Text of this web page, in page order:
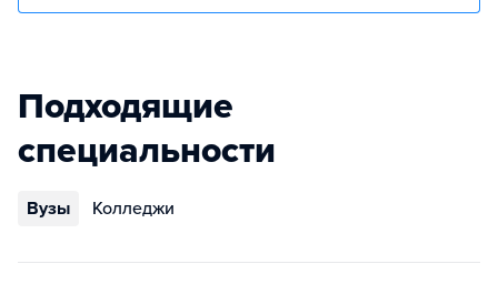
Подходящие
специальности
Вузы Колледжи